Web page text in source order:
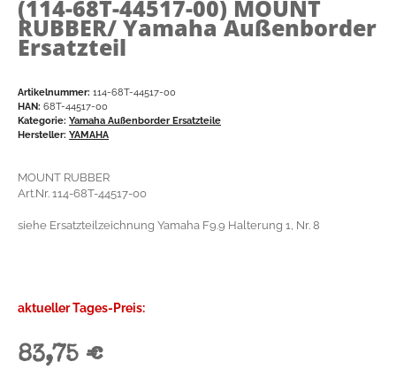
(114-68T-44517-00) MOUNT
RUBBER/ Yamaha Außenborder
Ersatzteil
Artikelnummer: 114-68T-44517-00
HAN: 68T-44517-00
Kategorie: Yamaha Außenborder Ersatzteile
Hersteller: YAMAHA
MOUNT RUBBER
Art.Nr. 114-68T-44517-00
siehe Ersatzteilzeichnung Yamaha F9.9 Halterung 1, Nr. 8
aktueller Tages-Preis:
83,75 €